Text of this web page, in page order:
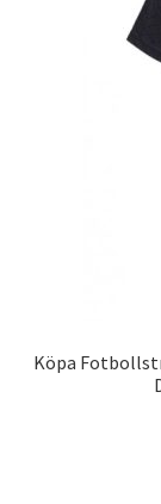
Köpa